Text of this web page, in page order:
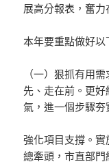
展高分報表，奮力
本年要重點做好以
（一）狠抓有用
先、走在前。更
氣，進一個步驟夯
強化項目支撐。
總牽頭，市直部